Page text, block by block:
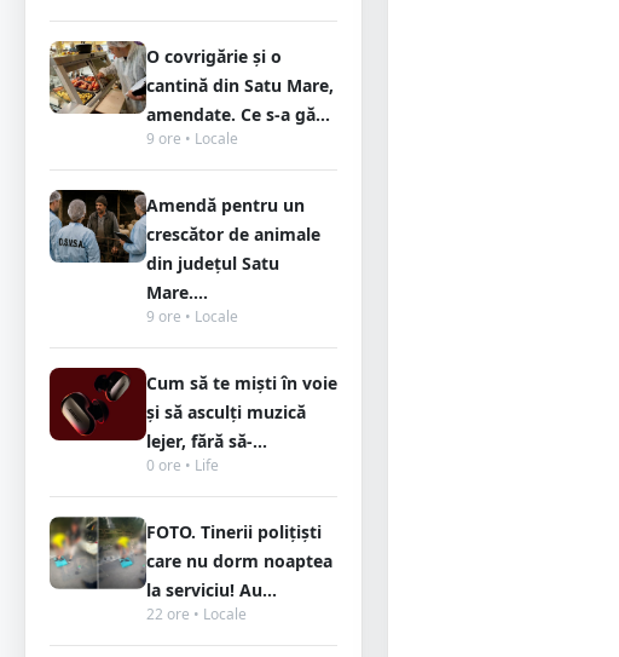
O covrigărie și o
cantină din Satu Mare,
amendate. Ce s-a gă...
9 ore • Locale
Amendă pentru un
crescător de animale
din județul Satu
Mare....
9 ore • Locale
Cum să te miști în voie
și să asculți muzică
lejer, fără să-...
0 ore • Life
FOTO. Tinerii polițiști
care nu dorm noaptea
la serviciu! Au...
22 ore • Locale